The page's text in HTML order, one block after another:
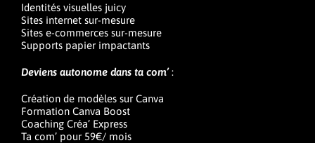
Identités visuelles juicy
Sites internet sur-mesure
Sites e-commerces sur-mesure
Supports papier impactants
Deviens autonome dans ta com’:
Création de modèles sur Canva
Formation Canva Boost
Coaching Créa’ Express
Ta com’ pour 59€/ mois